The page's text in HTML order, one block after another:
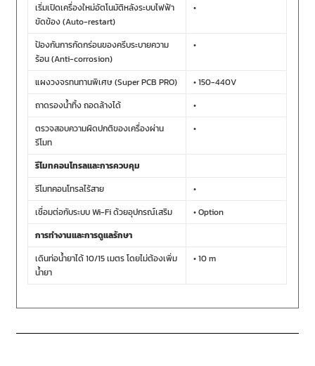
เริ่มเปิดเครื่องใหม่อัตโนมัติหลังระบบไฟฟ้า
ขัดข้อง (Auto-restart)
•
ป้องกันการกัดกร่อนของครีบระบายความ
ร้อน (Anti-corrosion)
•
แผงวงจรทนทานพิเศษ (Super PCB PRO)
• 150-440V
ถาดรองน้ำทิ้ง ถอดล้างได้
•
ตรวจสอบความผิดปกติของเครื่องผ่าน
รีโมท
•
รีโมทคอนโทรลและการควบคุม
รีโมทคอนโทรลไร้สาย
•
เชื่อมต่อกับระบบ Wi-Fi ด้วยอุปกรณ์เสริม
• Option
การทำงานและการดูแลรักษา
เดินท่อน้ำยาได้ 10/15 เมตร โดยไม่ต้องเพิ่ม
น้ำยา
• 10 m